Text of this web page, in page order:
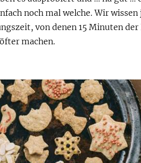
noch mal welche. Wir
von denen 15 Minuten der
machen.